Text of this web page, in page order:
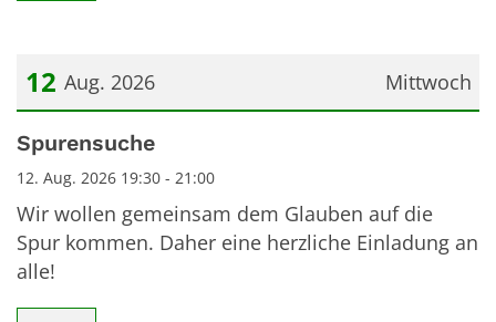
Mittwoch
12 Aug. 2026
Datum: 12. August 2026
Spurensuche
12. Aug. 2026 19:30 - 21:00
Wir wollen gemeinsam dem Glauben auf die
Spur kommen. Daher eine herzliche Einladung an
alle!